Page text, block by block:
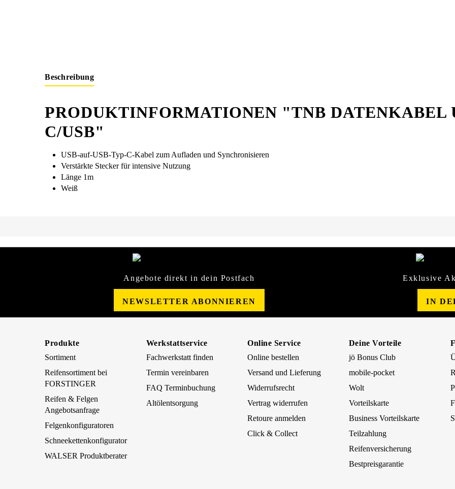
Beschreibung
PRODUKTINFORMATIONEN "TNB DATENKABEL
C/USB"
USB-auf-USB-Typ-C-Kabel zum Aufladen und Synchronisieren
Verstärkte Stecker für intensive Nutzung
Länge 1m
Weiß
Angebote direkt in dein Postfach
NEWSLETTER ABONNIEREN
Exklusive
IN
Produkte
Sortiment
Reifensortiment bei
FORSTINGER
Reifen & Felgen
Angebotsanfrage
Felgenkonfiguratoren
Schneekettenkonfigurator
WALSER Produktberater
Werkstattservice
Fachwerkstatt finden
Termin vereinbaren
FAQ Terminbuchung
Altölentsorgung
Online Service
Online bestellen
Versand und Lieferung
Widerrufsrecht
Vertrag widerrufen
Retoure anmelden
Click & Collect
Deine Vorteile
jö Bonus Club
mobile-pocket
Wolt
Vorteilskarte
Business Vorteilskarte
Teilzahlung
Reifenversicherung
Bestpreisgarantie